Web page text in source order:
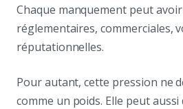
Chaque manquement peut
réglementaires, commerciales,
réputationnelles.
Pour autant, cette pression ne
comme un poids. Elle peut